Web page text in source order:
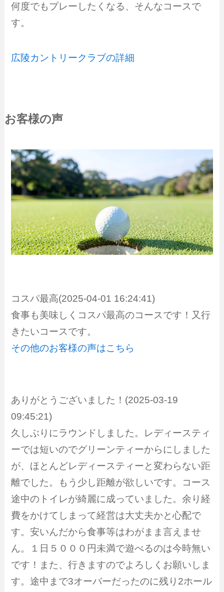
何度でもプレーしたくなる、そんなコースで
す。
広陵カントリークラブの詳細
お客様の声
コスパ最高(2025-04-01 16:24:41)
食事も美味しくコスパ最高のコースです！又行
きたいコースです。
その他のお客様の声はこちら
ありがとうございました！(2025-03-19
09:45:21)
久しぶりにラウンドしました。レディースティ
ーでは短いのでグリーンティーからにしました
が、ほとんどレディースティーと変わらない距
離でした。もう少し距離が欲しいです。コース
途中のトイレが綺麗に成っていました。余り経
費をかけてしまって経営は大丈夫かと心配で
す。安いんだから食事等はわがまま言えませ
ん。１日５０００円未満で遊べるのは今時無い
です！また、行きますのでよろしくお願いしま
す。途中まで3オーバーだったのに残り2ホール